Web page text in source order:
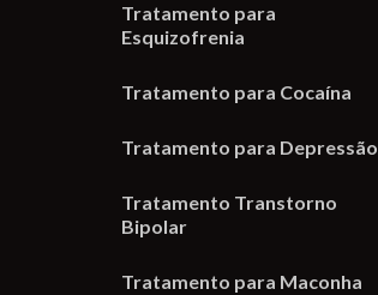
Tratamento para
Esquizofrenia
Tratamento para Cocaína
Tratamento para Depressão
Tratamento Transtorno
Bipolar
Tratamento para Maconha